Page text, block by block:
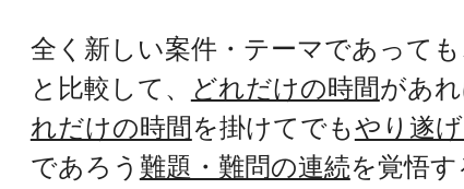
全く新しい案件・テーマであって
と比較して、
どれだけの時間があ
れだけの時間を掛けてでもやり遂
であろう 難題・難問の連続を覚悟